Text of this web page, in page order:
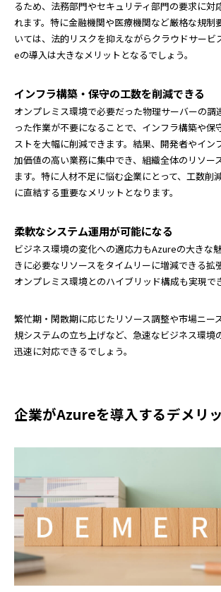
るため、法務部門やセキュリティ部門の要求に対
れます。特に金融機関や医療機関など厳格な規制
いては、法的リスクを抑えながらクラウドサービ
eの導入は大きなメリットとなるでしょう。
インフラ構築・保守の工数を削減できる
オンプレミス環境で必要だった物理サーバーの調
った作業が不要になることで、インフラ構築や保
ストを大幅に削減できます。結果、開発者やイン
加価値の高い業務に集中でき、組織全体のリソー
ます。特に人材不足に悩む企業にとって、工数削
に直結する重要なメリットとなります。
柔軟なシステム運用が可能になる
ビジネス環境の変化への適応力もAzureの大きな
きに必要なリソースをタイムリーに増減できる拡
オンプレミス環境とのハイブリッド構成も実現で
繁忙期・閑散期に応じたリソース調整や市場ニー
規システムの立ち上げなど、急速なビジネス環境
迅速に対応できるでしょう。
企業がAzureを導入するデメリ